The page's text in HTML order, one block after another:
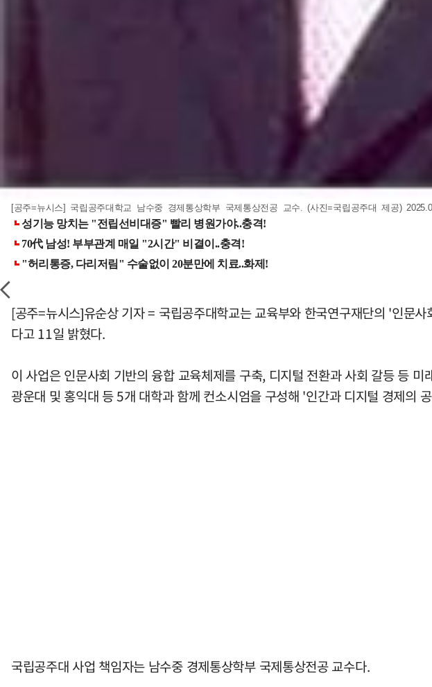
[공주=뉴시스] 국립공주대학교 남수중 경제통상학부 국제통상전공 교수. (사진=국립공주대 제공)
[공주=뉴시스]유순상 기자 = 국립공주대학교는 교육부와 한국연구재단의 '인문
다고 11일 밝혔다.
이 사업은 인문사회 기반의 융합 교육체제를 구축, 디지털 전환과 사회 갈등 등
광운대 및 홍익대 등 5개 대학과 함께 컨소시엄을 구성해 '인간과 디지털 경제의
국립공주대 사업 책임자는 남수중 경제통상학부 국제통상전공 교수다.